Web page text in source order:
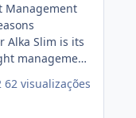
Management
Alka Slim is its
management.
depends on
62 visualizações